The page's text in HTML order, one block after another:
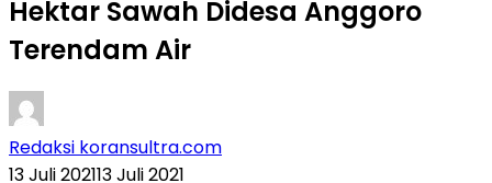
Hektar Sawah Didesa Anggoro
Terendam Air
Redaksi koransultra.com
13 Juli 202113 Juli 2021